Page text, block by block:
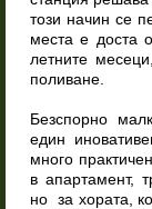
този начин се
места е доста
летните
поливане.
Безспорно
един
много
в апартамент,
но за хората,